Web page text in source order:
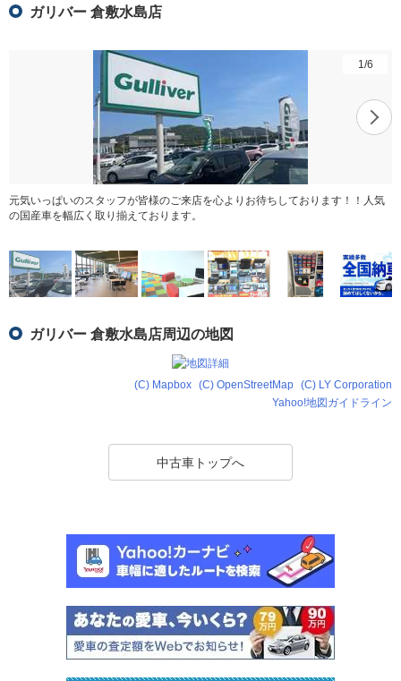
ガリバー 倉敷水島店
1 /6
元気いっぱいのスタッフが皆様のご来店を心よりお待ちしております！！人気
の国産車を幅広く取り揃えております。
ガリバー 倉敷水島店周辺の地図
(C) Mapbox (C) OpenStreetMap (C) LY Corporation
Yahoo!地図ガイドライン
中古車トップへ